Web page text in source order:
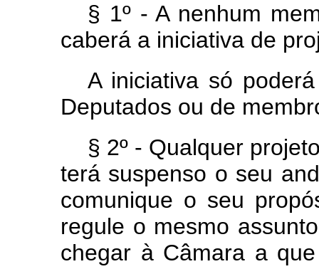
§ 1º - A nenhum
caberá a iniciativa de
A iniciativa só
Deputados ou de
§ 2º - Qualquer
terá suspenso o seu
comunique o seu
regule o mesmo
chegar à Câmara a